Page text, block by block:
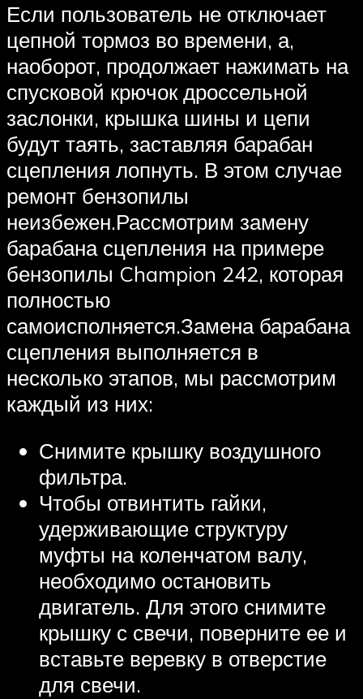
Если пользователь не отключает
цепной тормоз во времени, а,
наоборот, продолжает нажимать на
спусковой крючок дроссельной
заслонки, крышка шины и цепи
будут таять, заставляя барабан
сцепления лопнуть. В этом случае
ремонт бензопилы
неизбежен.Рассмотрим замену
барабана сцепления на примере
бензопилы Champion 242, которая
полностью
самоисполняется.Замена барабана
сцепления выполняется в
несколько этапов, мы рассмотрим
каждый из них:
Снимите крышку воздушного
фильтра.
Чтобы отвинтить гайки,
удерживающие структуру
муфты на коленчатом валу,
необходимо остановить
двигатель. Для этого снимите
крышку с свечи, поверните ее и
вставьте веревку в отверстие
для свечи.